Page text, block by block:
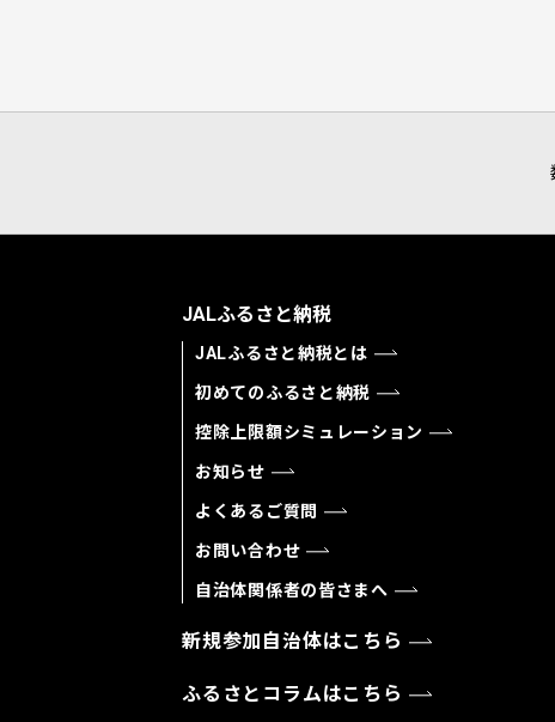
JALふるさと納税
JALふるさと納税とは
初めてのふるさと納税
控除上限額シミュレーション
お知らせ
よくあるご質問
お問い合わせ
自治体関係者の皆さまへ
新規参加自治体はこちら
ふるさとコラムはこちら